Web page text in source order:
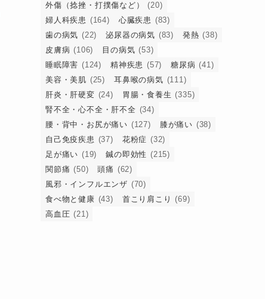
外傷（捻挫・打撲傷など）
(20)
婦人科疾患 (164) 心臓疾患 (83)
歯の病気 (22) 泌尿器の病気 (83) 発熱 (38)
皮膚病 (106) 目の病気 (53)
睡眠障害 (124) 精神疾患 (57) 糖尿病 (41)
美容・美肌 (25) 耳鼻喉の病気 (111)
肝炎・肝硬変 (24) 胃腸・食養生 (335)
腎不全・心不全・肝不全 (34)
腰・背中・お尻が痛い (127) 膝が痛い (38)
自己免疫疾患 (37) 花粉症 (32)
足が痛い (19) 鍼の即効性 (215)
関節痛 (50) 頭痛 (62)
風邪・インフルエンザ (70)
食べ物と健康 (43) 首こり肩こり (69)
高血圧 (21)